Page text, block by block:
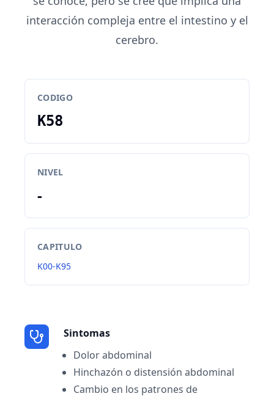
interacción compleja entre el intestino y el
cerebro.
CODIGO
K58
NIVEL
-
CAPITULO
K00-K95
Sintomas
Dolor abdominal
Hinchazón o distensión abdominal
Cambio en los patrones de